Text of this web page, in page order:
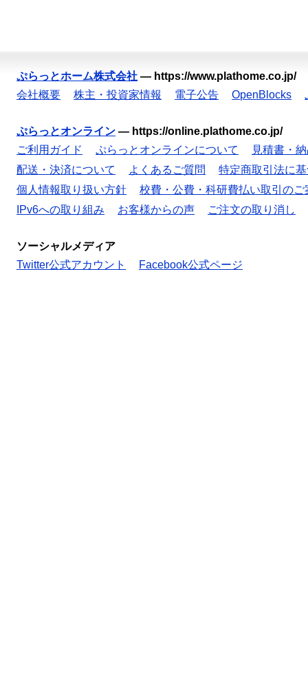
ぷらっとホーム株式会社 — https://www.plathome.co.jp/
会社概要
株主・投資家情報 電子公告 OpenBlocks
ぷらっとオンライン — https://online.plathome.co.jp/
ご利用ガイド
ぷらっとオンラインについて
見積書・
配送・決済について
よくあるご質問
特定商取引法に
個人情報取り扱い方針
校費・公費・科研費払い取引のご
IPv6への取り組み
お客様からの声 ご注文の取り消し
ソーシャルメディア
Twitter公式アカウント
Facebook公式ページ